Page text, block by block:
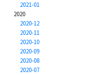
2021-01
2020
2020-12
2020-11
2020-10
2020-09
2020-08
2020-07